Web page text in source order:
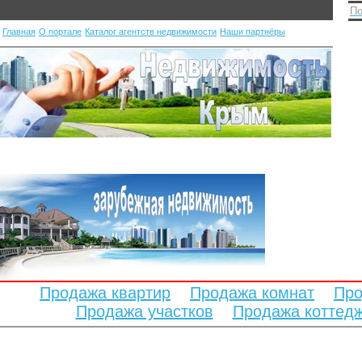
Главная О портале Каталог агентств недвижимости Наши партнёры
Продажа квартир Продажа комнат
Продажа участков
Продажа